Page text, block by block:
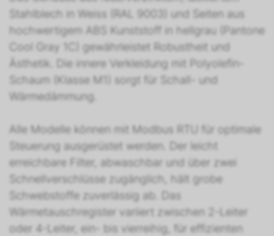
Stahlblech in Weiss (RAL 9003) und Seiten aus
hochwertigem ABS Kunststoff in hellgrau (Pantone
Cool Gray 1C) gewährleistet Robustheit und
Ästhetik. Die innere Verkleidung mit Polyolefin-
Schaum (Klasse M1) sorgt für Schall- und
Wärmedämmung.
Alle Modelle können mit Modbus RTU für optimale
Steuerung ausgerüstet werden. Der leicht
erreichbare Filter, abwaschbar und über zwei
Schnellverschlüsse zugänglich, hält grobe
Schwebstoffe zuverlässig ab. Das
Wärmetauschregister variiert zwischen 2-Leiter
oder 4-Leiter, ein- bis vierreihig, für effizienten